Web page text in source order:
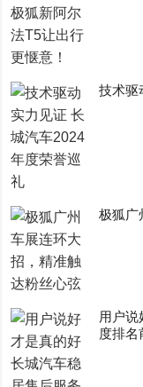
技术驱
极狐广
用户
度排名